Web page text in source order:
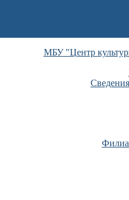
МБУ "Центр